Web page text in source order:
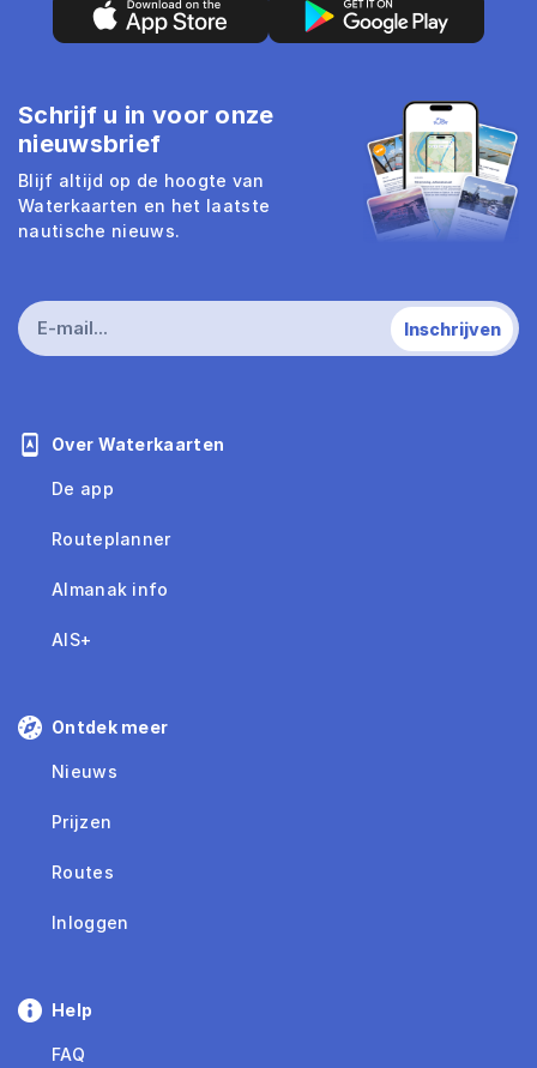
Over Waterkaarten
De app
Routeplanner
Almanak info
AIS+
Ontdek meer
Nieuws
Prijzen
Routes
Inloggen
Help
FAQ
Schrijf u in voor onze
nieuwsbrief
Blijf altijd op de hoogte van
Waterkaarten en het laatste
nautische nieuws.